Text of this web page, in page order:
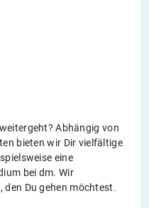
Abhängig von
bieten wir Dir vielfältige
eine
bei dm. Wir
den Du gehen möchtest.